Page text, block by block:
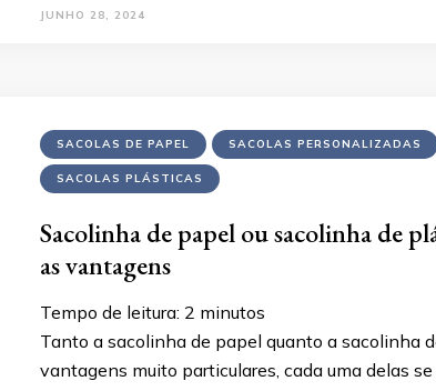
JUNHO 28, 2024
SACOLAS DE PAPEL SACOLAS PERSONALIZADAS
SACOLAS PLÁSTICAS
Sacolinha de papel ou sacolinha de
as vantagens
Tempo de leitura: 2 minutos
Tanto a sacolinha de papel quanto a sacolinha
vantagens muito particulares, cada uma delas